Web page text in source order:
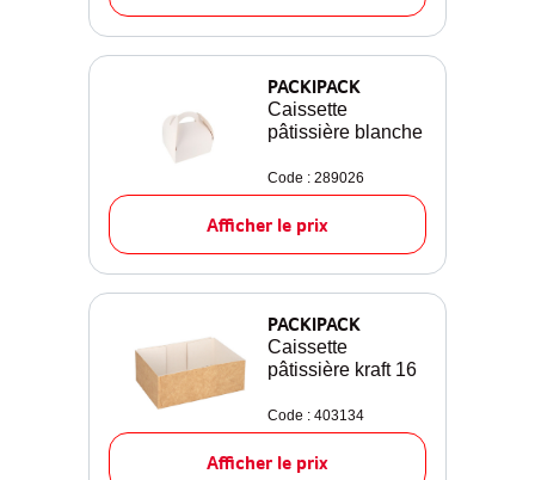
PACKIPACK
Caissette
pâtissière blanche
Code : 289026
Afficher le prix
PACKIPACK
Caissette
pâtissière kraft 16
Code : 403134
Afficher le prix